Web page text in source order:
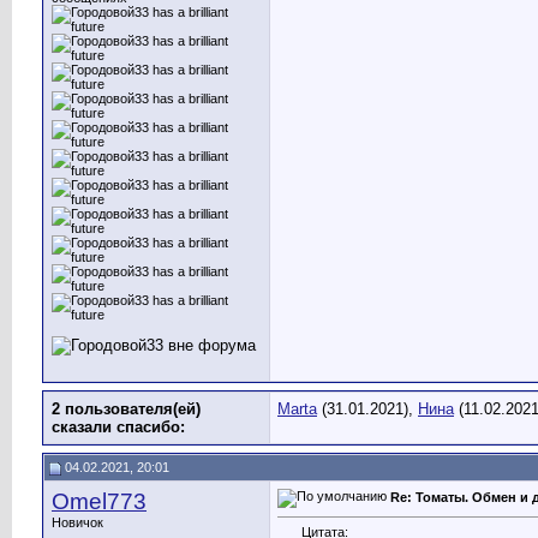
2 пользователя(ей)
сказали cпасибо:
Marta(31.01.2021), Нина
04.02.2021, 20:01
Omel773
Новичок
Re: Томаты. Обмен и
Цитата: